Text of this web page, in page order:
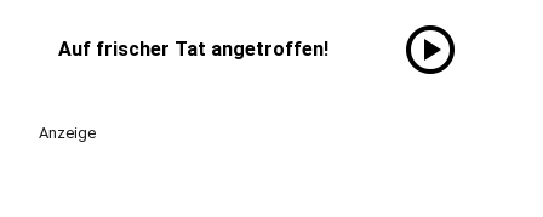
Auf frischer Tat angetroffen! play_circle
Anzeige